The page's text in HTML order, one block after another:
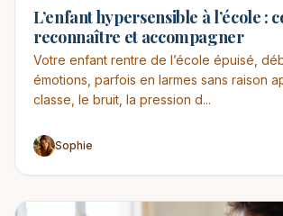
L’enfant hypersensible à l’école :
reconnaître et accompagner
Votre enfant rentre de l’école épuisé,
émotions, parfois en larmes sans raison
classe, le bruit, la pression d...
Sophie